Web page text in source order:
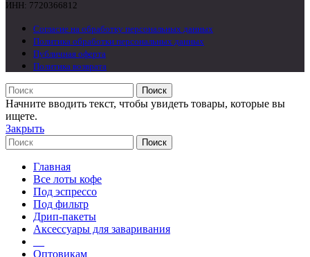
ИНН: 7720366812
Согласие на обработку персональных данных
Политика обработки персональных данных
Публичная оферта
Политика возврата
Поиск
Начните вводить текст, чтобы увидеть товары, которые вы
ищете.
Закрыть
Поиск
Главная
Все лоты кофе
Под эспрессо
Под фильтр
Дрип-пакеты
Аксессуары для заваривания
Оптовикам